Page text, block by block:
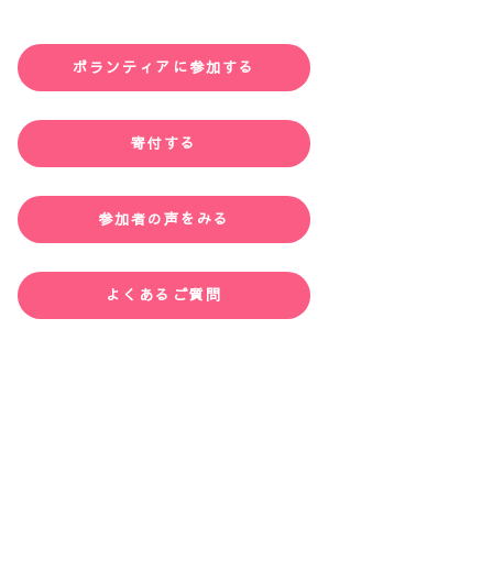
ボランティアに参加する
寄付する
参加者の声をみる
よくあるご質問